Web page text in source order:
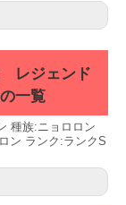
レジェンド
一覧
種族:ニョロロン
ン ランク:ランクS